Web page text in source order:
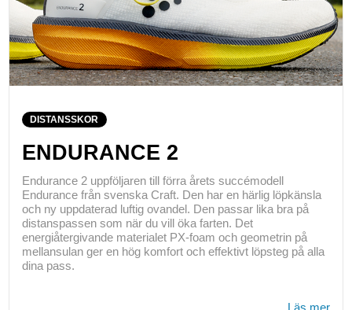
DISTANSSKOR
ENDURANCE 2
Endurance 2 uppföljaren till förra årets succémodell
Endurance från svenska Craft. Den har en härlig löpkänsla
och ny uppdaterad luftig ovandel. Den passar lika bra på
distanspassen som när du vill öka farten. Det
energiåtergivande materialet PX-foam och geometrin på
mellansulan ger en hög komfort och effektivt löpsteg på alla
dina pass.
Läs mer